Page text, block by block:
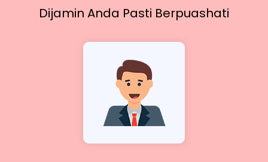
Dijamin Anda Pasti Berpuashati